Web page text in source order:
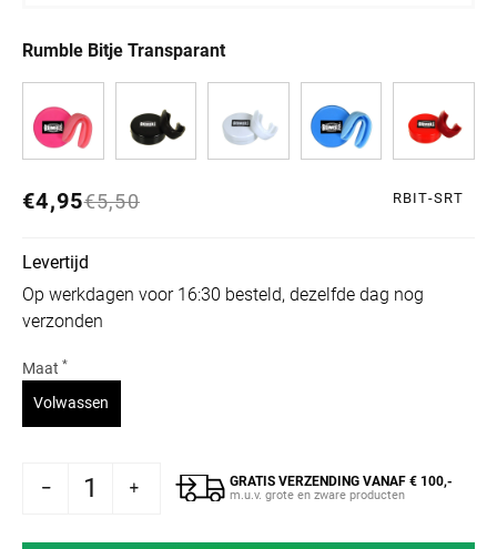
Rumble Bitje Transparant
Normale prijs
Aanbiedingsprijs
€5,50
€4,95 RBIT-SRT
Levertijd
Op werkdagen voor 16:30 besteld, dezelfde dag nog
verzonden
Maat *
Volwassen
Rumble Bitje Transparant
voor Rumble Bitje TransparantGRATIS VERZENDING VANAF € 100,-
m.u.v. grote en zware producten